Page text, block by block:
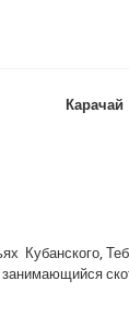
Карачай
Кубанского,